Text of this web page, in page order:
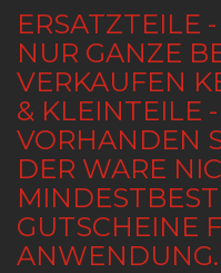
ERSATZTEILE
NUR GANZE
VERKAUFEN
& KLEINTEILE
VORHANDEN
DER WARE
GUTSCHEINE
ANWENDUNG.